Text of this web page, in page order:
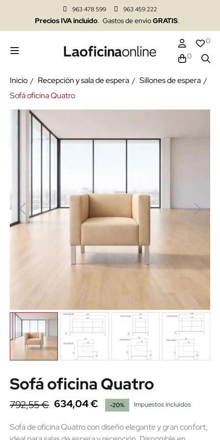
963 478 599 963 459 222
Precios IVA incluido. Gastos de envíoGRATIS.
0
0
Inicio Recepción y sala de espera
Sillones de espera
Sofá oficina Quatro
Sofá oficina Quatro
792,55 € 634,04 € -20% Impuestos incluidos
Sofá de oficina Quatro con diseño elegante y gran confort,